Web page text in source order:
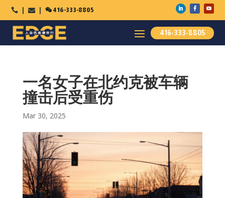
   416-333-8805
416-333-8805
一名女子在北约克被车辆
撞击后受重伤
Mar 30, 2025